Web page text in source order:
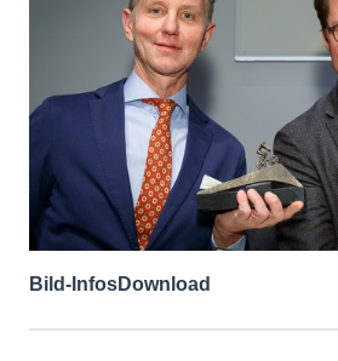
Bild-InfosDownload